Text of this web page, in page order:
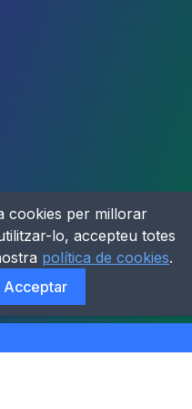
cookies per millorar
lo, accepteu totes
política de cookies.
Acceptar